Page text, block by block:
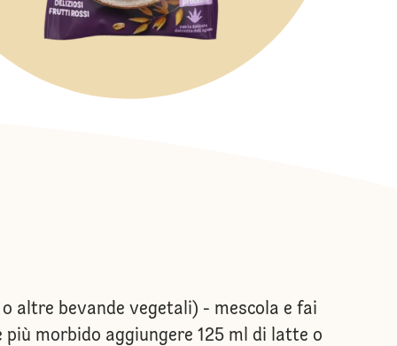
altre bevande vegetali) - mescola e fai
morbido aggiungere 125 ml di latte o